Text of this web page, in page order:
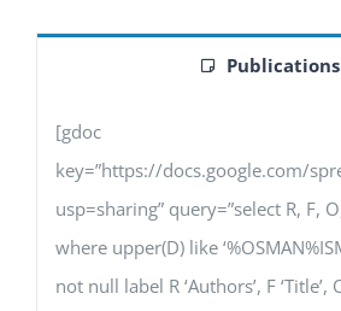
Publications
[gdoc
key=”https://docs.google.com/
usp=sharing” query=”select R, F,
where upper(D) like
not null label R ‘Authors’, F ‘Title’,